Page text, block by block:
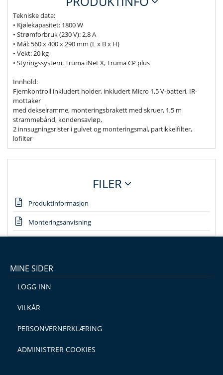
Tekniske data:
• Kjølekapasitet: 1800 W
• Strømforbruk (230 V): 2,8 A
• Mål: 560 x 400 x 290 mm (L x B x H)
• Vekt: 20 kg
• Styringssystem: Truma iNet X, Truma CP plus
Innhold:
Fjernkontroll inkludert holder, inkludert Micro 1,5 V-batteri, IR-
mottaker
med dekselramme, monteringsbrakett med skruer, 1,5 m
strammebånd, kondensavløp,
2 innsugningsrister i gulvet og monteringsmal, partikkelfilter,
lofilter
FILER
Produktinformasjon
Monteringsanvisning
MINE SIDER
LOGG INN
VILKÅR
PERSONVERNERKLÆRING
ADMINISTRER COOKIES